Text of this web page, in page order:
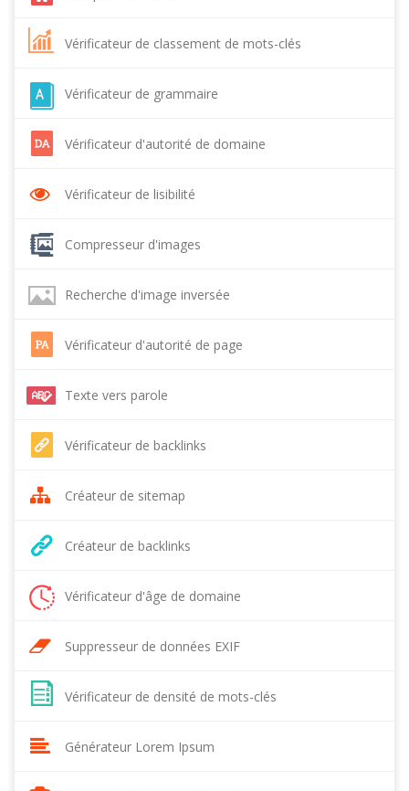
Vérificateur de classement de mots-clés
Vérificateur de grammaire
Vérificateur d'autorité de domaine
Vérificateur de lisibilité
Compresseur d'images
Recherche d'image inversée
Vérificateur d'autorité de page
Texte vers parole
Vérificateur de backlinks
Créateur de sitemap
Créateur de backlinks
Vérificateur d'âge de domaine
Suppresseur de données EXIF
Vérificateur de densité de mots-clés
Générateur Lorem Ipsum